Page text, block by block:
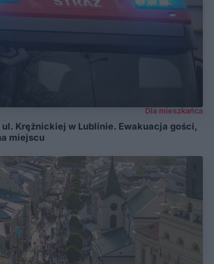
Dla mieszkańca
ul. Krężnickiej w Lublinie. Ewakuacja gości,
miejscu